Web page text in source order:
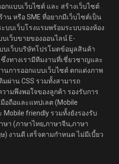
กแบบเว็บไซต์ และ สร้างเว็บไซต์
น หรือ SME ที่อยากมีเว็บไซต์เป็น
ะบบเว็บโรงแรมพร้อมระบบจองห้อง
เว็บขายของออนไลน์ E-
บเว็บบริษัทโปรโมตข้อมูลสินค้า
งทางเรามีทีมงานที่เชี่ยวชาญและ
การออกแบบเว็บไซต์ ตกแต่งภาพ
มผ่าน CSS รวมทั้งสามารถ
ามพึงพอใจของลูกค้า รองรับการ
อถือและแทปเลต (Mobile
Mobile friendly รวมทั้งยังรองรับ
ษา (ภาษาไทย,ภาษาจีน,ภาษา
) งานดี เสร็จตามกำหนด ไม่มีเบี้ยว